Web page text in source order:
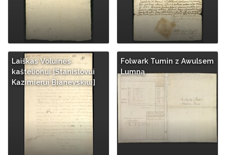
Laiškas Voluinės
kaštelionui [Stanislovui
Kazimierui Bianevskiui]
Folwark Tumin z Awulsem
Lumną